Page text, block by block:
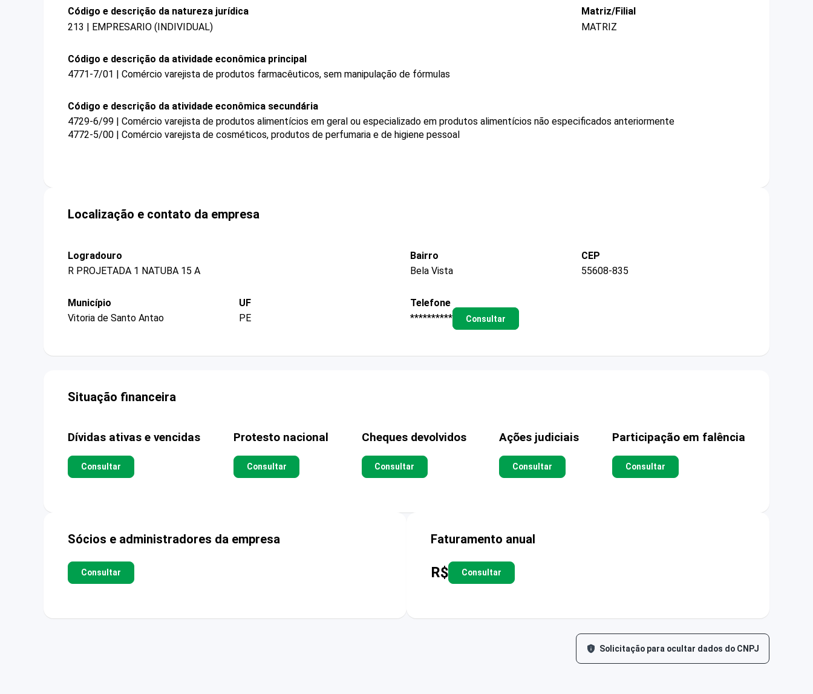
Código e descrição da natureza jurídica
213 | EMPRESARIO (INDIVIDUAL)
Matriz/Filial
MATRIZ
Código e descrição da atividade econômica principal
4771-7/01 | Comércio varejista de produtos farmacêuticos, sem manipulação de fórmulas
Código e descrição da atividade econômica secundária
4729-6/99 | Comércio varejista de produtos alimentícios em geral ou especializado em produtos alimentícios não especificados anteriormente
4772-5/00 | Comércio varejista de cosméticos, produtos de perfumaria e de higiene pessoal
Localização e contato da empresa
Logradouro
R PROJETADA 1 NATUBA 15 A
Bairro
Bela Vista
CEP
55608-835
Município
Vitoria de Santo Antao
UF
PE
Telefone
**********
Consultar
Situação financeira
Dívidas ativas e vencidas
Consultar
Protesto nacional
Consultar
Cheques devolvidos
Consultar
Ações judiciais
Consultar
Participação em falência
Consultar
Sócios e administradores da empresa
Consultar
Faturamento anual
R$ Consultar
Solicitação para ocultar dados do CNPJ